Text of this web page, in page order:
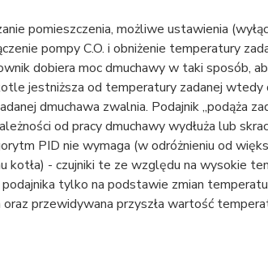
pomieszczenia, możliwe ustawienia
pompy C.O. i obniżenie temperatury
dobiera moc dmuchawy w taki sposób,
jestniższa od temperatury zadanej wtedy
dmuchawa zwalnia. Podajnik „podąża
od pracy dmuchawy wydłuża lub
PID nie wymaga (w odróżnieniu od
kotła) - czujniki te ze względu na wysokie
podajnika tylko na podstawie zmian
przewidywana przyszła wartość